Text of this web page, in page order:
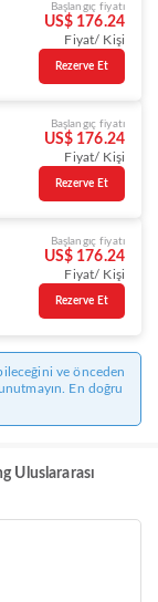
Başlangıç fiyatı
US$ 176.24
Fiyat/ Kişi
Rezerve Et
Başlangıç fiyatı
US$ 176.24
Fiyat/ Kişi
Rezerve Et
Başlangıç fiyatı
US$ 176.24
Fiyat/ Kişi
Rezerve Et
ve önceden
En doğru
Uluslararası